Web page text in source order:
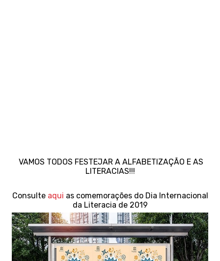
VAMOS TODOS FESTEJAR A ALFABETIZAÇÃO E AS
LITERACIAS!!!
Consulte aqui as comemorações do Dia Internacional
da Literacia de 2019